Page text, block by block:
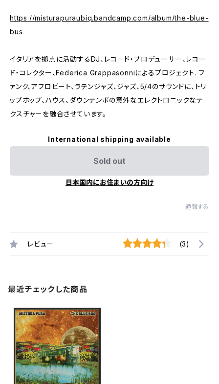
https://misturapuraubiq.bandcamp.com/album/the-blue-
bus
イタリアを拠点に活動するDJ、レコード・プロデューサー、レコー
ド・コレクター、Federica Grappasonniによるプロジェクト. フ
ァンク、アフロビート、ラテンジャズ、ジャズ、5/4のサウンドに、トリ
ップホップ、ハウス、ダウンテンポの意外なエレクトロニックなテ
クスチャーを融合させています。
International shipping available
Sold out
日本国内にお住まいの方向け
通報する
レビュー (3)
最近チェックした商品